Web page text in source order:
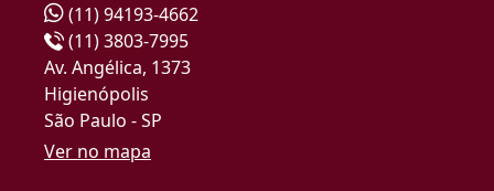
(11) 94193-4662
(11) 3803-7995
Av. Angélica, 1373
Higienópolis
São Paulo - SP
Ver no mapa